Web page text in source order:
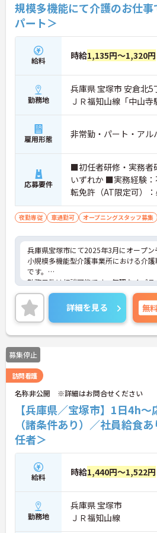
規模多機能にて介護のお仕
パート＞
給料 時給1,135円～1,320円
勤務地
兵庫県 宝塚市 安倉北5
ＪＲ福知山線「中山
雇用形態 非常勤・パート・アル
応募要件
■初任者研修・実務者
いずれか ■実務経験
転免許（AT限定可）
夜勤専従 車通勤可 オープニングスタッフ募集
兵庫県宝塚市にて2025年3月にオープン
小規模多機能型介護事業所における介
です。
勤務日数は相談可能です。無理なくプ
大切にしながらご勤務いただけます。
業・介護休業・看護休暇の取得実績が
ステージが変化しても安心してお勤め
境です。
ご興味のある方には、面接対策ポイン
に詳細をご案内しますのでお気軽にご相
い！
詳細を見る 無料
募集停止
訪問看護
名称非公開 ※詳細はお問合せください
【兵庫県／宝塚市】1日4h
（諸条件あり）／社員給食
任者＞
給料 時給1,440円～1,522円
勤務地
兵庫県 宝塚市
ＪＲ福知山線